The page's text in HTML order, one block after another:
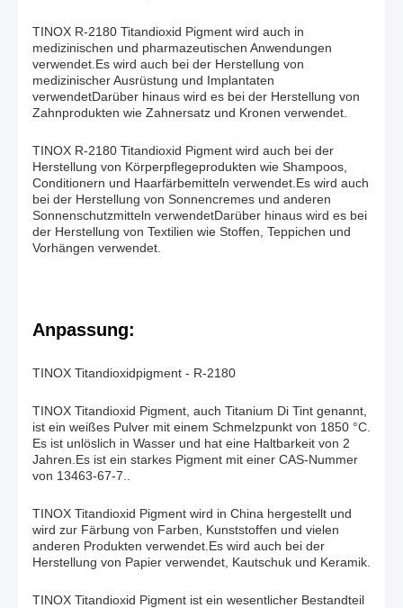
TINOX R-2180 Titandioxid Pigment wird auch in
medizinischen und pharmazeutischen Anwendungen
verwendet.Es wird auch bei der Herstellung von
medizinischer Ausrüstung und Implantaten
verwendetDarüber hinaus wird es bei der Herstellung von
Zahnprodukten wie Zahnersatz und Kronen verwendet.
TINOX R-2180 Titandioxid Pigment wird auch bei der
Herstellung von Körperpflegeprodukten wie Shampoos,
Conditionern und Haarfärbemitteln verwendet.Es wird auch
bei der Herstellung von Sonnencremes und anderen
Sonnenschutzmitteln verwendetDarüber hinaus wird es bei
der Herstellung von Textilien wie Stoffen, Teppichen und
Vorhängen verwendet.
Anpassung:
TINOX Titandioxidpigment - R-2180
TINOX Titandioxid Pigment, auch Titanium Di Tint genannt,
ist ein weißes Pulver mit einem Schmelzpunkt von 1850 °C.
Es ist unlöslich in Wasser und hat eine Haltbarkeit von 2
Jahren.Es ist ein starkes Pigment mit einer CAS-Nummer
von 13463-67-7..
TINOX Titandioxid Pigment wird in China hergestellt und
wird zur Färbung von Farben, Kunststoffen und vielen
anderen Produkten verwendet.Es wird auch bei der
Herstellung von Papier verwendet, Kautschuk und Keramik.
TINOX Titandioxid Pigment ist ein wesentlicher Bestandteil